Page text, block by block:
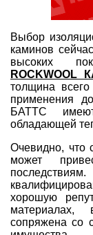
Выбор
каминов
высоких
ROCKWOOL
толщина
применения
БАТТС имеют
обладающей
Очевидно, что
может
хорошую
материалах,
сопряжена со